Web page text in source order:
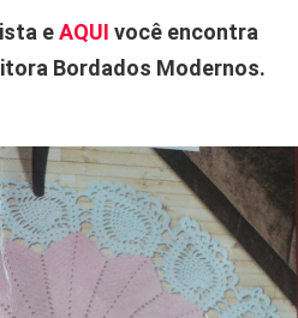
eAQUI você encontra
Bordados Modernos.